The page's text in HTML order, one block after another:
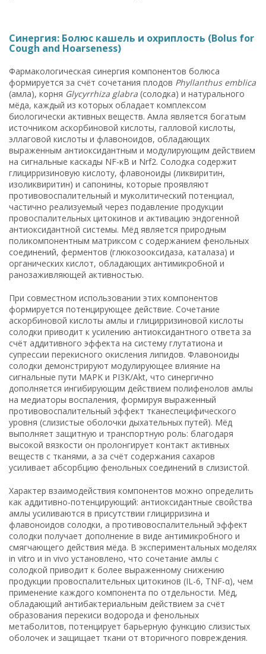
Синергия: Болюс кашель и охриплость (Bolus for
Cough and Hoarseness)
Фармакологическая синергия компонентов болюса
формируется за счёт сочетания плодов Phyllanthus emblica
(амла), корня Glycyrrhiza glabra (солодка) и натурального
мёда, каждый из которых обладает комплексом
биологически активных веществ. Амла является богатым
источником аскорбиновой кислоты, галловой кислоты,
эллаговой кислоты и флавоноидов, обладающих
выраженным антиоксидантным и модулирующим действием
на сигнальные каскады NF-κB и Nrf2. Солодка содержит
глицирризиновую кислоту, флавоноиды (ликвиритин,
изоликвиритин) и сапонины, которые проявляют
противовоспалительный и муколитический потенциал,
частично реализуемый через подавление продукции
провоспалительных цитокинов и активацию эндогенной
антиоксидантной системы. Мёд является природным
поликомпонентным матриксом с содержанием фенольных
соединений, ферментов (глюкозооксидаза, каталаза) и
органических кислот, обладающих антимикробной и
ранозаживляющей активностью.
При совместном использовании этих компонентов
формируется потенцирующее действие. Сочетание
аскорбиновой кислоты амлы и глицирризиновой кислоты
солодки приводит к усилению антиоксидантного ответа за
счёт аддитивного эффекта на систему глутатиона и
супрессии перекисного окисления липидов. Флавоноиды
солодки демонстрируют модулирующее влияние на
сигнальные пути MAPK и PI3K/Akt, что синергично
дополняется ингибирующим действием полифенолов амлы
на медиаторы воспаления, формируя выраженный
противовоспалительный эффект тканеспецифического
уровня (слизистые оболочки дыхательных путей). Мёд
выполняет защитную и транспортную роль: благодаря
высокой вязкости он пролонгирует контакт активных
веществ с тканями, а за счёт содержания сахаров
усиливает абсорбцию фенольных соединений в слизистой.
Характер взаимодействия компонентов можно определить
как аддитивно-потенцирующий: антиоксидантные свойства
амлы усиливаются в присутствии глицирризина и
флавоноидов солодки, а противовоспалительный эффект
солодки получает дополнение в виде антимикробного и
смягчающего действия мёда. В экспериментальных моделях
in vitro и in vivo установлено, что сочетание амлы с
солодкой приводит к более выраженному снижению
продукции провоспалительных цитокинов (IL-6, TNF-α), чем
применение каждого компонента по отдельности. Мёд,
обладающий антибактериальным действием за счёт
образования перекиси водорода и фенольных
метаболитов, потенцирует барьерную функцию слизистых
оболочек и защищает ткани от вторичного повреждения.